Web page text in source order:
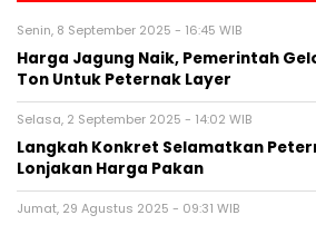
Senin, 8 September 2025 - 16:45 WIB
Harga Jagung Naik, Pemerintah
Ton Untuk Peternak Layer
Selasa, 2 September 2025 - 14:02 WIB
Langkah Konkret Selamatkan
Lonjakan Harga Pakan
Jumat, 29 Agustus 2025 - 09:31 WIB